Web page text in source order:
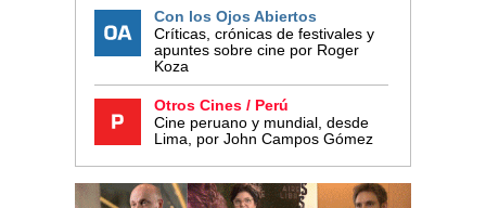
Con los Ojos Abiertos
Críticas, crónicas de festivales y
apuntes sobre cine por Roger
Koza
Otros Cines / Perú
Cine peruano y mundial, desde
Lima, por John Campos Gómez